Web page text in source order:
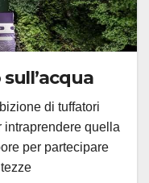
di tuffatori
intraprendere quella
per partecipare